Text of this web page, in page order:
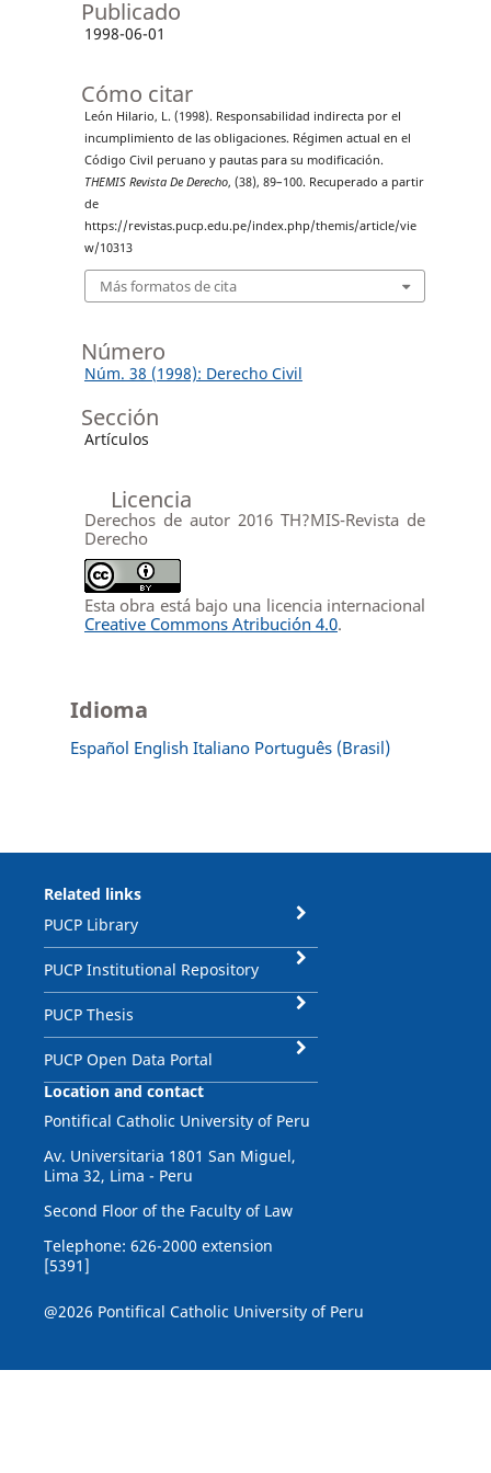
Publicado
1998-06-01
Cómo citar
León Hilario, L. (1998). Responsabilidad indirecta por el
incumplimiento de las obligaciones. Régimen actual en el
Código Civil peruano y pautas para su modificación.
THEMIS Revista De Derecho, (38), 89–100. Recuperado a partir
de
https://revistas.pucp.edu.pe/index.php/themis/article/vie
w/10313
Más formatos de cita
Número
Núm. 38 (1998): Derecho Civil
Sección
Artículos
Licencia
Derechos de autor 2016 TH?MIS-Revista de
Derecho
Esta obra está bajo una licencia internacional
Creative Commons Atribución 4.0.
Idioma
Español English Italiano Português (Brasil)
Related links
PUCP Library
PUCP Institutional Repository
PUCP Thesis
PUCP Open Data Portal
Location and contact
Pontifical Catholic University of Peru
Av. Universitaria 1801 San Miguel,
Lima 32, Lima - Peru
Second Floor of the Faculty of Law
Telephone: 626-2000 extension
[5391]
@2026 Pontifical Catholic University of Peru